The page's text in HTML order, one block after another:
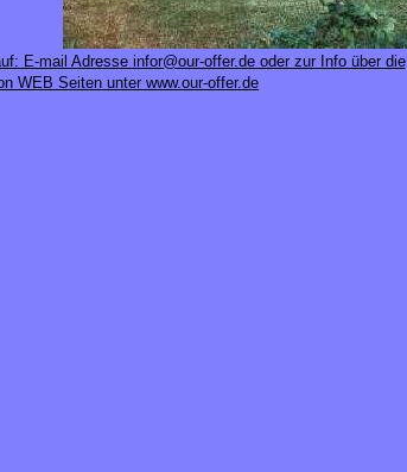
E-mail Adresse infor@our-offer.de oder zur Info über die
WEB Seiten unter www.our-offer.de